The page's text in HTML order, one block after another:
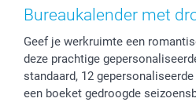
Stickers en Etiketten
Fotokalenders & Fotoagenda's
Geschenken voor hem
Moederdag
Vaderdag
Verjaardag
Voorwaarden
Klachtenregeling
Wettelijke garantie
Privacybeleid
smartgarantie
Betalingsmogelijkheden
Grote bestellingen
Levering
Bureaukalender met
Geef je werkruimte een
deze prachtige
standaard, 12
een boeket gedroogde